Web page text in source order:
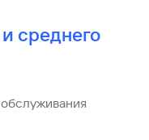
среднего